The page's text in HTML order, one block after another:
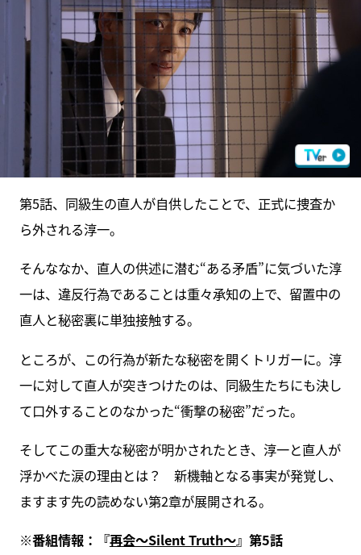
第5話、同級生の直人が自供したことで、正式に捜査か
ら外される淳一。
そんななか、直人の供述に潜む“ある矛盾”に気づいた淳
一は、違反行為であることは重々承知の上で、留置中の
直人と秘密裏に単独接触する。
ところが、この行為が新たな秘密を開くトリガーに。淳
一に対して直人が突きつけたのは、同級生たちにも決し
て口外することのなかった“衝撃の秘密”だった。
そしてこの重大な秘密が明かされたとき、淳一と直人が
浮かべた涙の理由とは？ 新機軸となる事実が発覚し、
ますます先の読めない第2章が展開される。
※番組情報：『再会～Silent Truth～』第5話